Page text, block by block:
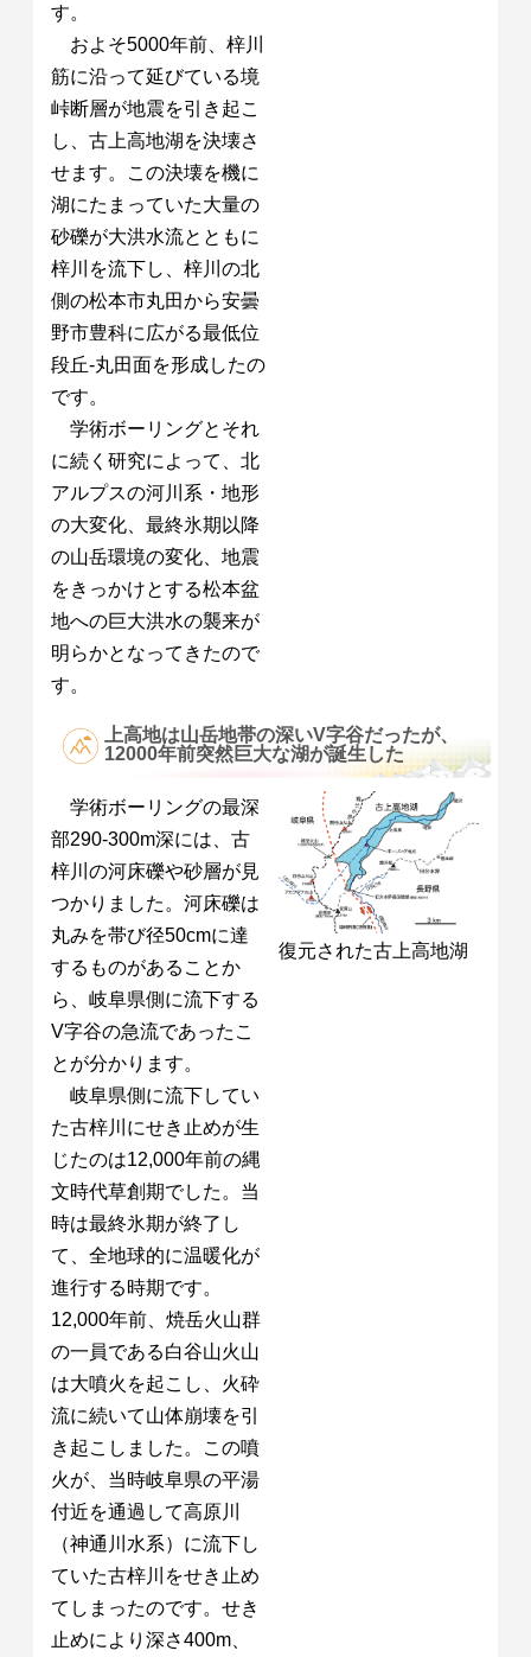
す。
およそ5000年前、梓川
筋に沿って延びている境
峠断層が地震を引き起こ
し、古上高地湖を決壊さ
せます。この決壊を機に
湖にたまっていた大量の
砂礫が大洪水流とともに
梓川を流下し、梓川の北
側の松本市丸田から安曇
野市豊科に広がる最低位
段丘-丸田面を形成したの
です。
学術ボーリングとそれ
に続く研究によって、北
アルプスの河川系・地形
の大変化、最終氷期以降
の山岳環境の変化、地震
をきっかけとする松本盆
地への巨大洪水の襲来が
明らかとなってきたので
す。
上高地は山岳地帯の深いV字谷だったが、
12000年前突然巨大な湖が誕生した
学術ボーリングの最深
部290-300m深には、古
梓川の河床礫や砂層が見
つかりました。河床礫は
丸みを帯び径50cmに達
するものがあることか
ら、岐阜県側に流下する
V字谷の急流であったこ
とが分かります。
岐阜県側に流下してい
た古梓川にせき止めが生
じたのは12,000年前の縄
文時代草創期でした。当
時は最終氷期が終了し
て、全地球的に温暖化が
進行する時期です。
12,000年前、焼岳火山群
の一員である白谷山火山
は大噴火を起こし、火砕
流に続いて山体崩壊を引
き起こしました。この噴
火が、当時岐阜県の平湯
付近を通過して高原川
（神通川水系）に流下し
ていた古梓川をせき止め
てしまったのです。せき
止めにより深さ400m、
復元された古上高地湖